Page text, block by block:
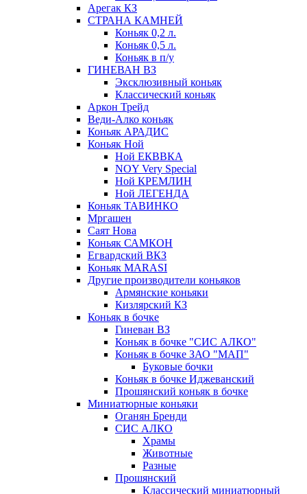
Арегак КЗ
СТРАНА КАМНЕЙ
Коньяк 0,2 л.
Коньяк 0,5 л.
Коньяк в п/у
ГИНЕВАН ВЗ
Эксклюзивный коньяк
Классический коньяк
Аркон Трейд
Веди-Алко коньяк
Коньяк АРАДИС
Коньяк Ной
Ной ЕКВВКА
NOY Very Special
Ной КРЕМЛИН
Ной ЛЕГЕНДА
Коньяк ТАВИНКО
Мргашен
Саят Нова
Коньяк САМКОН
Егвардский ВКЗ
Коньяк MARASI
Другие производители коньяков
Армянские коньяки
Кизлярский КЗ
Коньяк в бочке
Гиневан ВЗ
Коньяк в бочке "СИС АЛКО"
Коньяк в бочке ЗАО "МАП"
Буковые бочки
Коньяк в бочке Иджеванский
Прошянский коньяк в бочке
Миниатюрные коньяки
Оганян Бренди
СИС АЛКО
Храмы
Животные
Разные
Прошянский
Классический миниатюрный